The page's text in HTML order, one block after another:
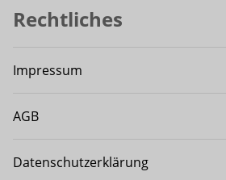
Rechtliches
Impressum
AGB
Datenschutzerklärung